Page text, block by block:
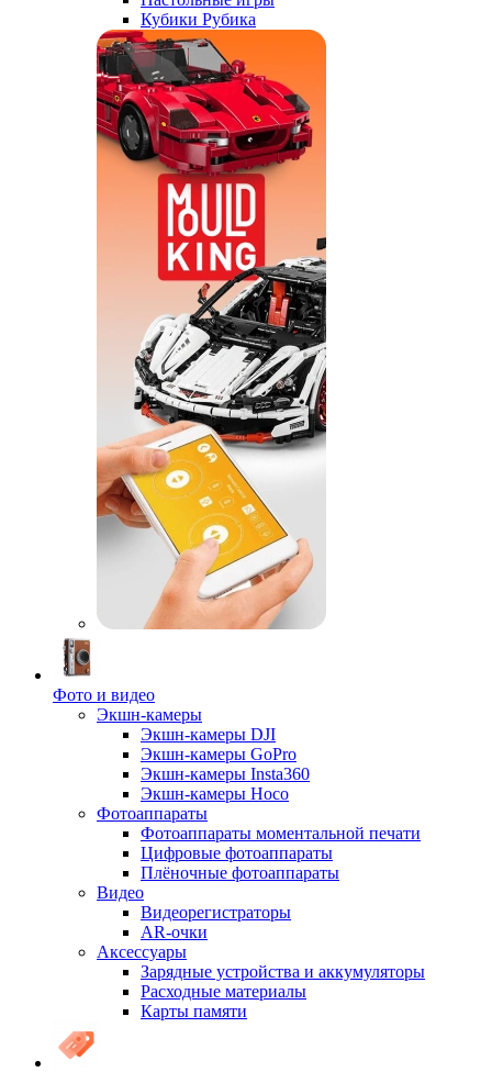
Кубики Рубика
Фото и видео
Экшн-камеры
Экшн-камеры DJI
Экшн-камеры GoPro
Экшн-камеры Insta360
Экшн-камеры Hoco
Фотоаппараты
Фотоаппараты моментальной печати
Цифровые фотоаппараты
Плёночные фотоаппараты
Видео
Видеорегистраторы
AR-очки
Аксессуары
Зарядные устройства и аккумуляторы
Расходные материалы
Карты памяти